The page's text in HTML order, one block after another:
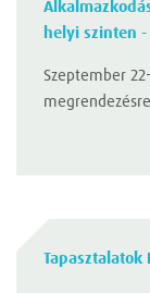
helyi szinten
Szeptember
Tapasztalatok